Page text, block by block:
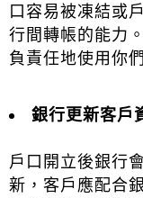
口容易被凍結或
行間轉帳的能力
負責任地使用你
銀行更新客戶
戶口開立後銀行
新，客戶應配合